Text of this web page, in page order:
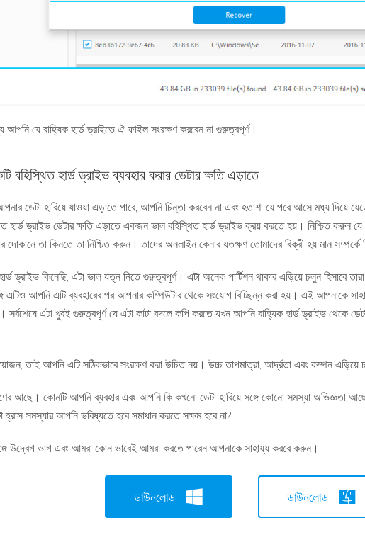
আপনি যে বাহ্যিক হার্ড ড্রাইভে ঐ ফাইল সংরক্ষণ করবেন না গুরুত্বপূর্ণ।
বহিস্থিত হার্ড ড্রাইভ ব্যবহার করার ডেটার ক্ষতি এড়াতে
ডেটা হারিয়ে যাওয়া এড়াতে পারে, আপনি চিন্তা করবেন না এবং হতাশা যে পরে আসে মধ্য দিয়ে
ড্রাইভ ডেটার ক্ষতি এড়াতে একজন ভাল বহিস্থিত হার্ড ড্রাইভ ক্রয় করতে হয়। নিশ্চিত করুন যে
তা কিনতে তা নিশ্চিত করুন। তাদের অনলাইন কেনার যতক্ষণ তোমাদের বিক্রী হয় মান সম্পর্কে
ড্রাইভ কিনেছি, এটা ভাল যত্ন নিতে গুরুত্বপূর্ণ। এটা অনেক পার্টিশন থাকার এড়িয়ে চলুন হিসাবে
এটিও আপনি এটি ব্যবহারের পর আপনার কম্পিউটার থেকে সংযোগ বিচ্ছিন্ন করা হয়। এই আপনাকে
সর্বশেষে এটা খুবই গুরুত্বপূর্ণ যে এটা কাটা বদলে কপি করতে যখন আপনি বাহ্যিক হার্ড ড্রাইভ থেকে
তাই আপনি এটি সঠিকভাবে সংরক্ষণ করা উচিত নয়। উচ্চ তাপমাত্রা, আর্দ্রতা এবং কম্পন এড়িয়ে
আছে। কোনটি আপনি ব্যবহার এবং আপনি কি কখনো ডেটা হারিয়ে সঙ্গে কোনো সমস্যা অভিজ্ঞতা
সমস্যার আপনি ভবিষ্যতে হবে সমাধান করতে সক্ষম হবে না?
উদ্বেগ ভাগ এবং আমরা কোন ভাবেই আমরা করতে পারেন আপনাকে সাহায্য করবে করুন।
ডাউনলোড ডাউনলোড